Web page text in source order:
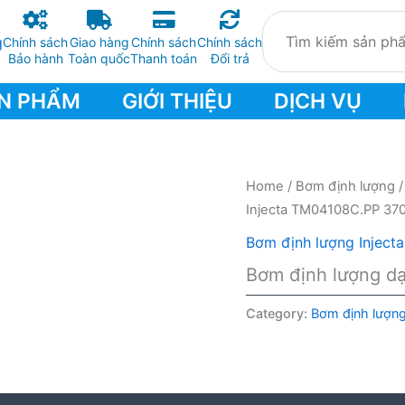
Chính sách
Bảo hành
Giao hàng
Toàn quốc
Chính sách
Thanh toán
Chính sách
Đổi trả
PHẨM GIỚI THIỆU DỊCH VỤ
Home / Bơm định lượng
Injecta TM04108C.PP
Bơm định lượng Injecta
Bơm định lượng
Category: Bơm định